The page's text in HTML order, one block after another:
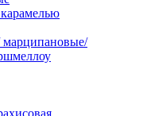
марципановые/